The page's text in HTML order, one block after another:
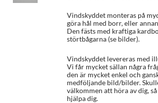
Vindskyddet monteras på
göra hål med borr, eller
Den fästs med kraftiga
störtbågarna (se bilder).
Vindskyddet levereras med
Vi får mycket sällan några
den är mycket enkel och
medföljande bild/bilder.
välkommen att höra av dig,
hjälpa dig.